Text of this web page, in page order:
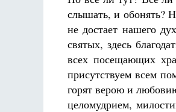
слышать, и обонять?
не достает нашего
святых, здесь
всех посещающих
присутствуем всем
горят верою и
целомудрием,